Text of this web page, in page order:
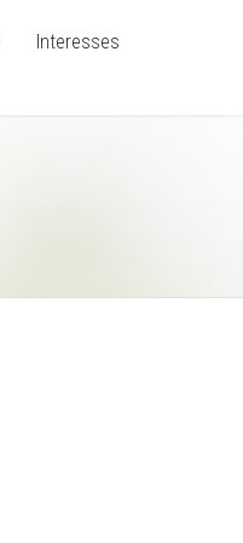
Interesses